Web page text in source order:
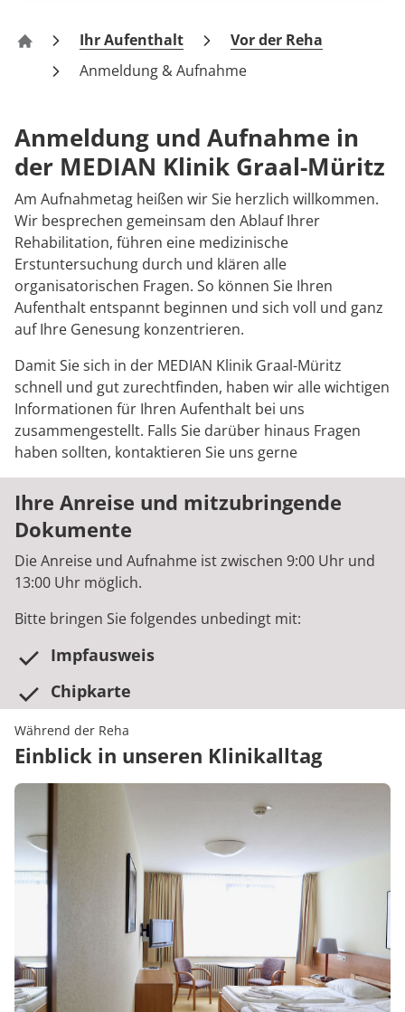
Klinik Graal-Müritz
Ihr Aufenthalt
Vor der Reha
Anmeldung & Aufnahme
Anmeldung und Aufnahme in
der MEDIAN Klinik Graal-Müritz
Am Aufnahmetag heißen wir Sie herzlich willkommen.
Wir besprechen gemeinsam den Ablauf Ihrer
Rehabilitation, führen eine medizinische
Erstuntersuchung durch und klären alle
organisatorischen Fragen. So können Sie Ihren
Aufenthalt entspannt beginnen und sich voll und ganz
auf Ihre Genesung konzentrieren.
Damit Sie sich in der MEDIAN Klinik Graal-Müritz
schnell und gut zurechtfinden, haben wir alle wichtigen
Informationen für Ihren Aufenthalt bei uns
zusammengestellt. Falls Sie darüber hinaus Fragen
haben sollten, kontaktieren Sie uns gerne
Ihre Anreise und mitzubringende
Dokumente
Die Anreise und Aufnahme ist zwischen 9:00 Uhr und
13:00 Uhr möglich.
Bitte bringen Sie folgendes unbedingt mit:
Impfausweis
Chipkarte
Während der Reha
Einblick in unseren Klinikalltag